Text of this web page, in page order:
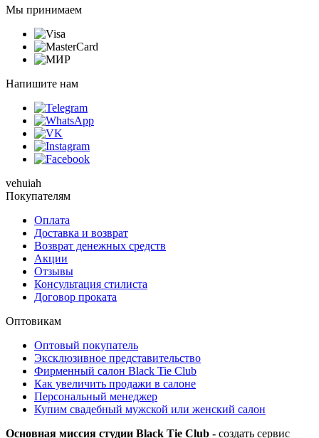
Мы принимаем
Напишите нам
vehuiah
Покупателям
Оплата
Доставка и возврат
Возврат денежных средств
Акции
Отзывы
Консультация стилиста
Договор проката
Оптовикам
Оптовый покупатель
Эксклюзивное представительство
Фирменный салон Black Tie Club
Как увеличить продажи в салоне
Персональный менеджер
Купим свадебный мужской или женский салон
Основная миссия студии Black Tie Club - создать сервис